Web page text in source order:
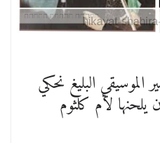
الموسيقي البليغ نحكي
لأم كلثوم